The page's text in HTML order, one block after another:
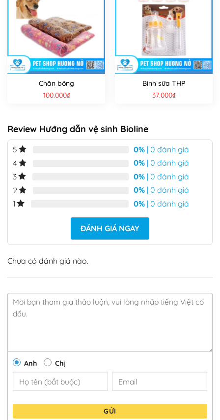
Chăn bông
100.000₫
Bình sữa THP
37.000₫
Review Hướng dẫn vệ sinh Bioline
5 0% | 0 đánh giá
4
0% | 0 đánh giá
3
0% | 0 đánh giá
2
0% | 0 đánh giá
1
0% | 0 đánh giá
ĐÁNH GIÁ NGAY
Chưa có đánh giá nào.
Anh Chị
GỬI